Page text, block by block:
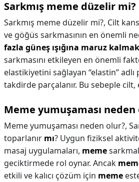
Sarkmış meme düzelir mi?
Sarkmış meme düzelir mi?, Cilt
ve göğüs sarkmasının en önemli
fazla güneş ışığına maruz
sarkmasını etkileyen en önemli
elastikiyetini sağlayan “elastin”
takdirde parçalanır. Bu sebeple
Meme yumuşaması neden
Meme yumuşaması neden olur?,
toparlanır mı? Uygun fiziksel
masaj uygulamaları, meme
geciktirmede rol oynar. Ancak
etkili ve kalıcı çözüm için meme